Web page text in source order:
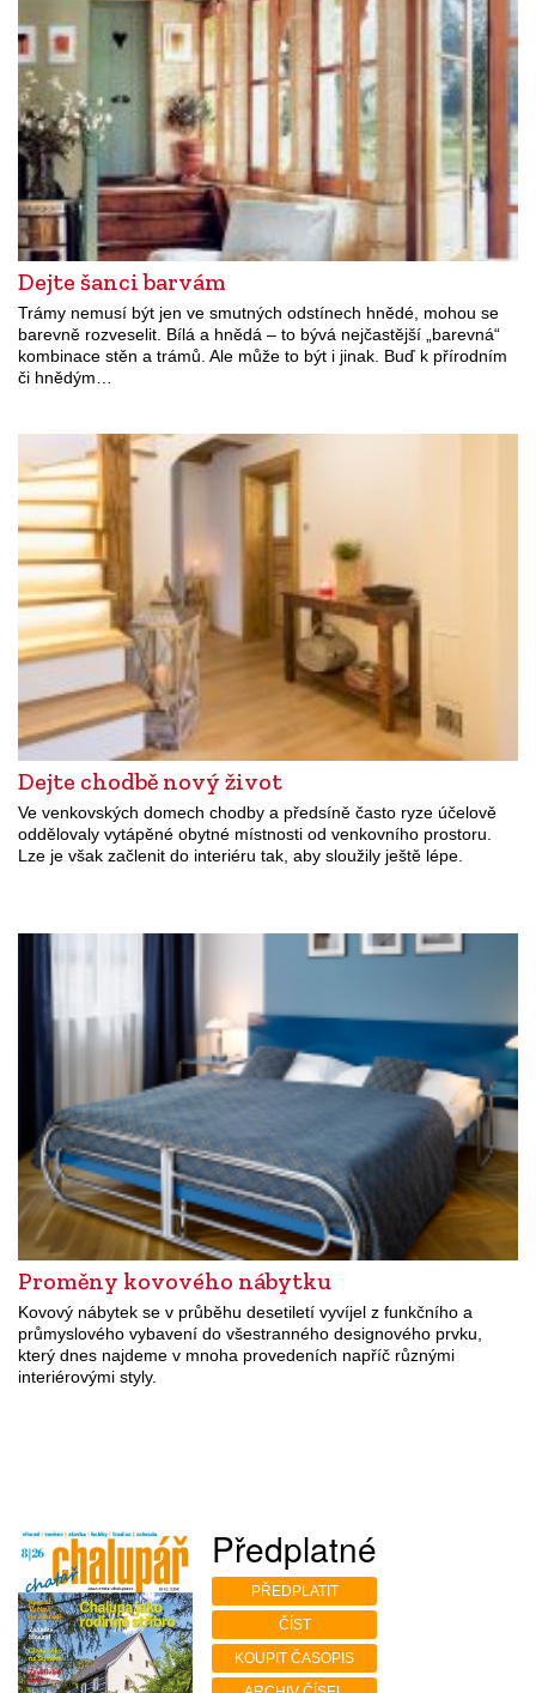
Dejte šanci barvám
Trámy nemusí být jen ve smutných odstínech hnědé, mohou se
barevně rozveselit. Bílá a hnědá – to bývá nejčastější „barevná“
kombinace stěn a trámů. Ale může to být i jinak. Buď k přírodním
či hnědým…
Dejte chodbě nový život
Ve venkovských domech chodby a předsíně často ryze účelově
oddělovaly vytápěné obytné místnosti od venkovního prostoru.
Lze je však začlenit do interiéru tak, aby sloužily ještě lépe.
Proměny kovového nábytku
Kovový nábytek se v průběhu desetiletí vyvíjel z funkčního a
průmyslového vybavení do všestranného designového prvku,
který dnes najdeme v mnoha provedeních napříč různými
interiérovými styly.
Předplatné
PŘEDPLATIT
ČÍST
KOUPIT ČASOPIS